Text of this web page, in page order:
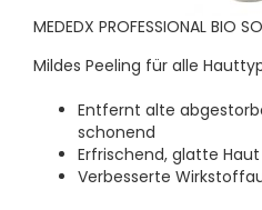
MEDEDX PROFESSIONAL BIO
Mildes Peeling für alle
​Entfernt alte
schonend
Erfrischend, glatte Haut
Verbesserte